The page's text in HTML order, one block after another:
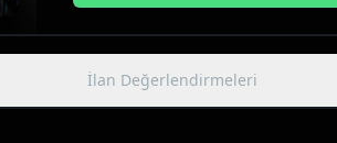
İlan Değerlendirmeleri